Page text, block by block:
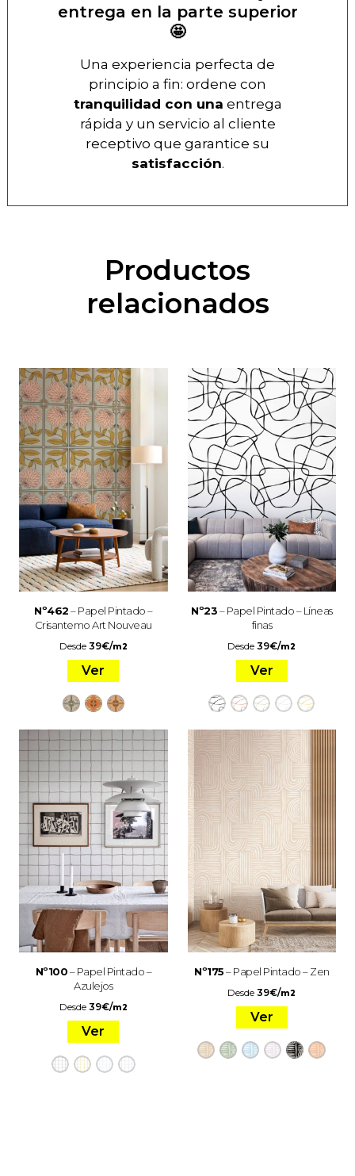
entrega en la parte superior
🤩
Una experiencia perfecta de
principio a fin: ordene con
tranquilidad con una entrega
rápida y un servicio al cliente
receptivo que garantice su
satisfacción.
Productos
relacionados
Nº462– Papel Pintado –
Crisantemo Art Nouveau
Desde 39€/m2
Ver
Nº23– Papel Pintado – Líneas
finas
Desde39€/m2
Ver
Nº100– Papel Pintado –
Azulejos
Desde 39€/m2
Ver
Nº175– Papel Pintado – Zen
Desde39€/m2
Ver